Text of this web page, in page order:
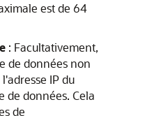
est de 64
: Facultativement,
de données non
IP du
de données. Cela
de